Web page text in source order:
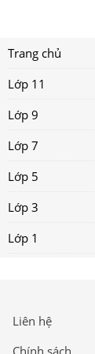
Trang chủ
Lớp 11
Lớp 9
Lớp 7
Lớp 5
Lớp 3
Lớp 1
Liên hệ
Chính sách